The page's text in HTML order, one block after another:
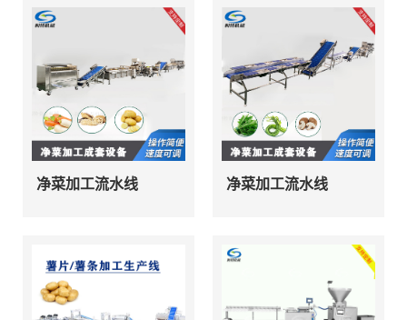
净菜加工流水线 净菜加工流水线